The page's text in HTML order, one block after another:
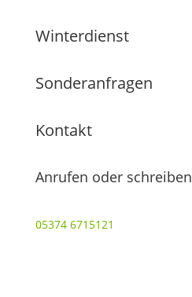
Winterdienst
Sonderanfragen
Kontakt
Anrufen oder schreiben
05374 6715121